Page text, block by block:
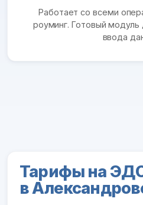
Работает со всеми
роуминг. Готовый
ввода
Тарифы на
в